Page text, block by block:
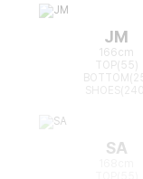
JM
166cm
TOP(55)
SA